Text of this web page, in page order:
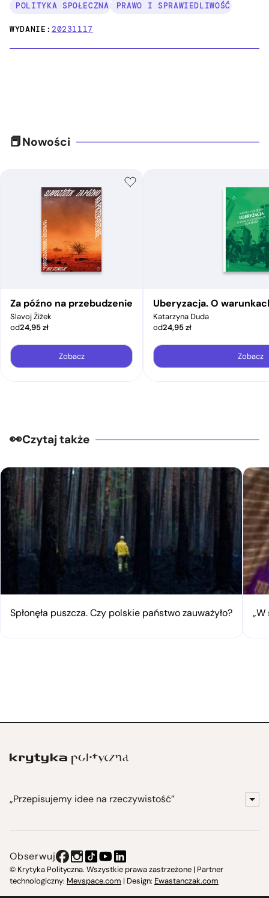
POLITYKA SPOŁECZNA
PRAWO I SPRAWIEDLIWOŚĆ
WYDANIE:20231117
Nowości
Za późno na przebudzenie
Slavoj Žižek
od24,95zł
Zobacz
Uberyzacja. O
Katarzyna Duda
od24,95zł
Zobacz
Czytaj także
Spłonęła puszcza. Czy polskie państwo zauważyło?
„Przepisujemy idee na rzeczywistość”
Instytut Krytyki Politycznej
Obserwuj
© Krytyka Polityczna. Wszystkie prawa zastrzeżone | Partner
technologiczny: Mevspace.com | Design: Ewastanczak.com